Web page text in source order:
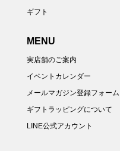
ギフト
MENU
実店舗のご案内
イベントカレンダー
メールマガジン登録フォーム
ギフトラッピングについて
LINE公式アカウント